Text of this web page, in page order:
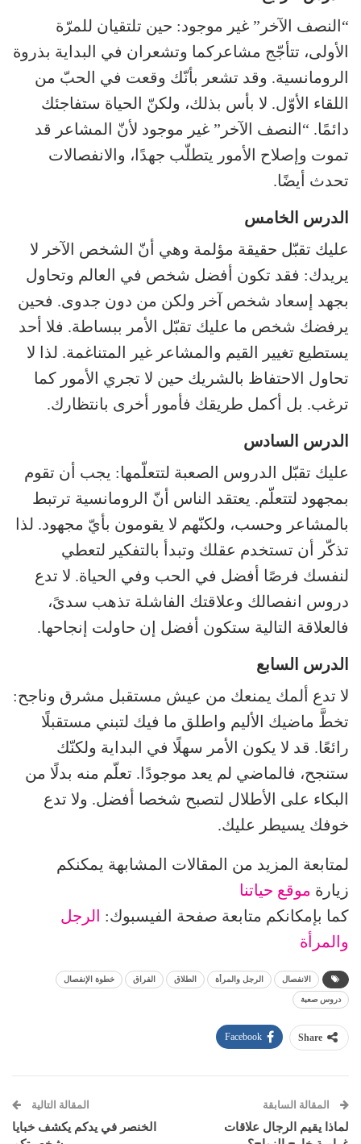
“النصف الآخر” غير موجود: حين تلتقيان للمرّة
الأولى، تتأجّج مشاعركما وتشعران في البداية بذروة
الرومانسية. وقد تشعر بأنّك وقعت في الحبّ من
اللقاء الأوّل. لا بأس بذلك، ولكنّ الحياة ستفاجئك
دائمًا. “النصف الآخر” غير موجود لأنّ المشاعر قد
تموت وإصلاح الأمور يتطلّب جهدًا، والانفصالات
تحدث أيضًا.
الدرس الخامس
عليك تقبّل حقيقة مؤلمة وهي أنّ الشخص الآخر لا
يريدك: فقد تكون أفضل شخص في العالم وتحاول
بجهد إسعاد شخص آخر ولكن من دون جدوى. فحين
يرفضك شخص ما عليك تقبّل الأمر ببساطة. فلا أحد
يستطيع تغيير القيم والمشاعر غير المتناغمة. لذا لا
تحاول الاحتفاظ بالشريك حين لا تجري الأمور كما
ترغب. بل أكمل طريقك فأمور أخرى بانتظارك.
الدرس السادس
عليك تقبّل الدروس الصعبة لتتعلّمها: يجب أن تقوم
بمجهود لتتعلّم. يعتقد الناس أنّ الرومانسية ترتبط
بالمشاعر وحسب، ولكنّهم لا يقومون بأيّ مجهود. لذا
تذكّر أن تستخدم عقلك وتبدأ بالتفكير لتعطي
لنفسك فرصًا أفضل في الحب وفي الحياة. لا تدع
دروس انفصالك وعلاقتك الفاشلة تذهب سدىً،
فالعلاقة التالية ستكون أفضل إن حاولت إنجاحها.
الدرس السابع
لا تدع ألمك يمنعك من عيش مستقبل مشرق وناجح:
تخطَّ ماضيك الأليم واطلق ما فيك لتبني مستقبلًا
رائعًا. قد لا يكون الأمر سهلًا في البداية ولكنّك
ستنجح، فالماضي لم يعد موجودًا. تعلّم منه بدلًا من
البكاء على الأطلال لتصبح شخصا أفضل. ولا تدع
خوفك يسيطر عليك.
لمتابعة المزيد من المقالات المشابهة يمكنكم
زيارة موقع حياتنا
كما بإمكانكم متابعة صفحة الفيسبوك: الرجل
والمرأة
الانفصال الرجل والمرأة الطلاق الفراق خطوة الإنفصال
دروس صعبة
Share
Facebook
المقالة السابقة
لماذا يقيم الرجال علاقات
المقالة التالية
الخنصر في يدكم يكشف خبايا